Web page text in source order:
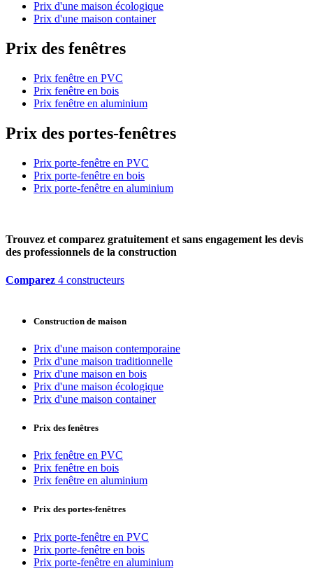
Prix d'une maison écologique
Prix d'une maison container
Prix des fenêtres
Prix fenêtre en PVC
Prix fenêtre en bois
Prix fenêtre en aluminium
Prix des portes-fenêtres
Prix porte-fenêtre en PVC
Prix porte-fenêtre en bois
Prix porte-fenêtre en aluminium
Trouvez et comparez gratuitement et sans engagement les devis
des professionnels de la construction
Comparez 4 constructeurs
Construction de maison
Prix d'une maison contemporaine
Prix d'une maison traditionnelle
Prix d'une maison en bois
Prix d'une maison écologique
Prix d'une maison container
Prix des fenêtres
Prix fenêtre en PVC
Prix fenêtre en bois
Prix fenêtre en aluminium
Prix des portes-fenêtres
Prix porte-fenêtre en PVC
Prix porte-fenêtre en bois
Prix porte-fenêtre en aluminium